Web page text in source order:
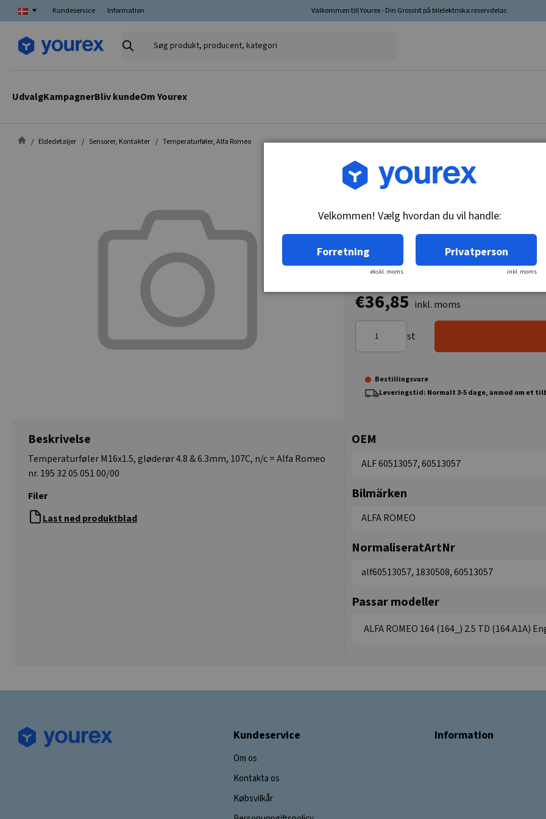
Kundeservice Information Välkommen till Yourex - Din Grossist på bilelektriska reservdelar.
Søg
UdvalgKampagnerBliv kundeOm Yourex
Eldedetaljer Sensorer, Kontakter Temperaturføler, Alfa Romeo
Vare nr.: 1830508
Temperaturføler, Alfa
€36,85 inkl. moms
st
Bestillingsvare
Leveringstid: Normalt 3-5 dage, anmod om et
Beskrivelse
Temperaturføler M16x1.5, gløderør 4.8 & 6.3mm, 107C, n/c = Alfa Romeo
nr. 195 32 05 051 00/00
Filer
Last ned produktblad
OEM
ALF 60513057, 60513057
Bilmärken
ALFA ROMEO
NormaliseratArtNr
alf60513057, 1830508, 60513057
Passar modeller
ALFA ROMEO 164 (164_) 2.5 TD (164.A1A)
Kundeservice
Om os
Kontakta os
Købsvilkår
Information
Velkommen! Vælg hvordan du vil handle:
Forretning
ekskl. moms
Privatperson
inkl. moms